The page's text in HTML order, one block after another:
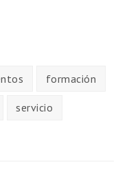
formación
servicio